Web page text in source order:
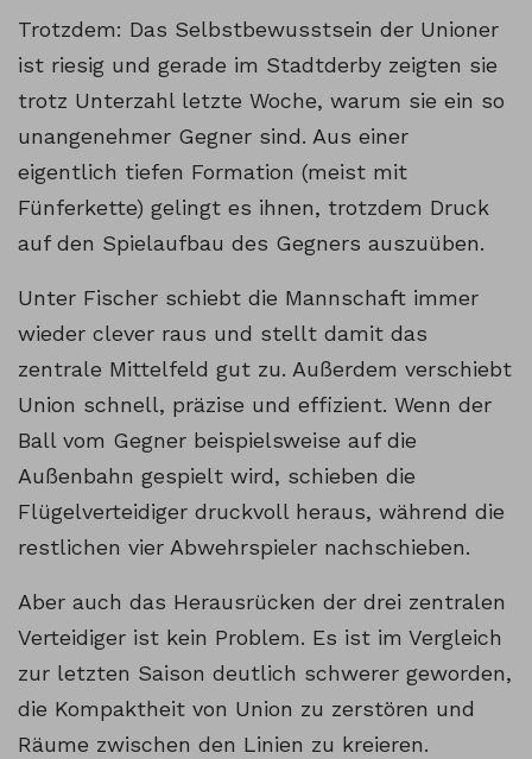
Trotzdem: Das Selbstbewusstsein der Unioner
ist riesig und gerade im Stadtderby zeigten sie
trotz Unterzahl letzte Woche, warum sie ein so
unangenehmer Gegner sind. Aus einer
eigentlich tiefen Formation (meist mit
Fünferkette) gelingt es ihnen, trotzdem Druck
auf den Spielaufbau des Gegners auszuüben.
Unter Fischer schiebt die Mannschaft immer
wieder clever raus und stellt damit das
zentrale Mittelfeld gut zu. Außerdem verschiebt
Union schnell, präzise und effizient. Wenn der
Ball vom Gegner beispielsweise auf die
Außenbahn gespielt wird, schieben die
Flügelverteidiger druckvoll heraus, während die
restlichen vier Abwehrspieler nachschieben.
Aber auch das Herausrücken der drei zentralen
Verteidiger ist kein Problem. Es ist im Vergleich
zur letzten Saison deutlich schwerer geworden,
die Kompaktheit von Union zu zerstören und
Räume zwischen den Linien zu kreieren.